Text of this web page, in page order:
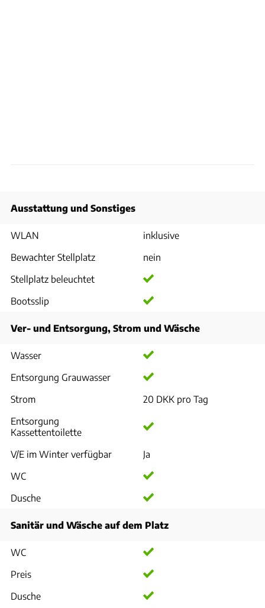
Ausstattung und Sonstiges
WLAN
inklusive
Bewachter Stellplatz
nein
Stellplatz beleuchtet
Bootsslip
Ver- und Entsorgung, Strom und Wäsche
Wasser
Entsorgung Grauwasser
Strom
20 DKK pro Tag
Entsorgung
Kassettentoilette
V/E im Winter verfügbar
Ja
WC
Dusche
Sanitär und Wäsche auf dem Platz
WC
Preis
Dusche